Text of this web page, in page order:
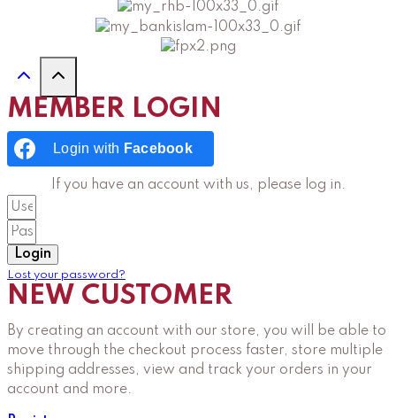
MEMBER LOGIN
Login with Facebook
If you have an account with us, please log in.
Login
Lost your password?
NEW CUSTOMER
By creating an account with our store, you will be able to
move through the checkout process faster, store multiple
shipping addresses, view and track your orders in your
account and more.